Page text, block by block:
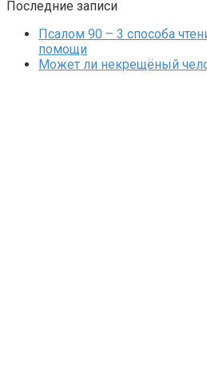
Последние записи
Псалом 90 – 3 способа
помощи
Может ли некрещёный